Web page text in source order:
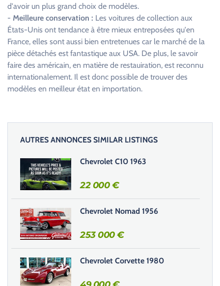
d'avoir un plus grand choix de modèles.
- Meilleure conservation : Les voitures de collection aux
États-Unis ont tendance à être mieux entreposées qu'en
France, elles sont aussi bien entretenues car le marché de la
pièce détachés est fantastique aux USA. De plus, le savoir
faire des américain, en matière de restauiration, est reconnu
internationalement. Il est donc possible de trouver des
modèles en meilleur état en importation.
AUTRES ANNONCES SIMILAR LISTINGS
Chevrolet C10 1963
22 000€
Chevrolet Nomad 1956
253 000€
Chevrolet Corvette 1980